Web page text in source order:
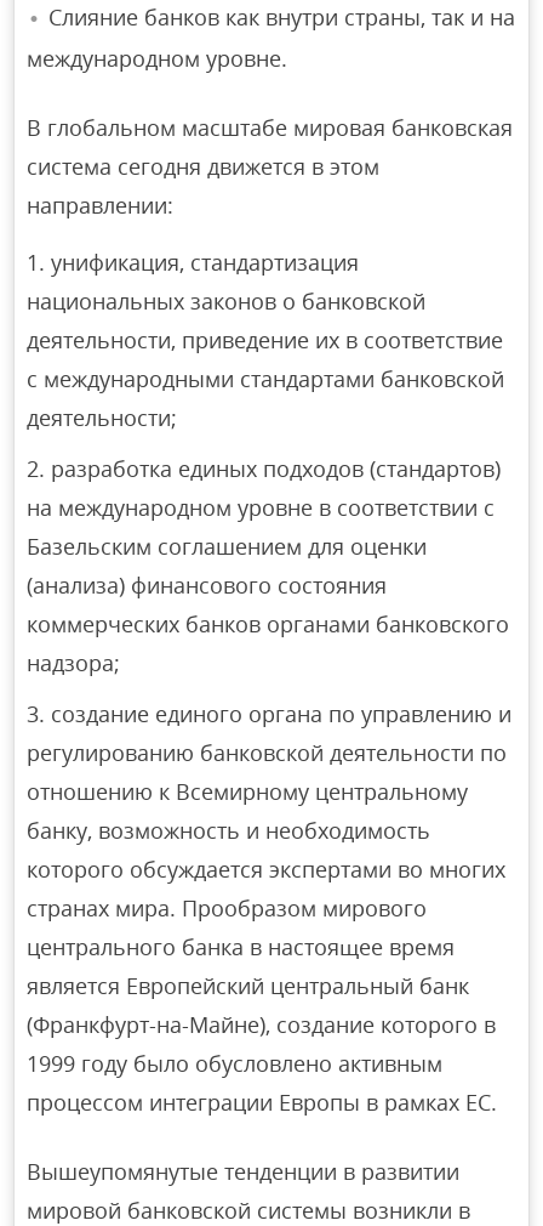
Слияние банков как внутри страны, так и на
международном уровне.
В глобальном масштабе мировая банковская
система сегодня движется в этом
направлении:
унификация, стандартизация
национальных законов о банковской
деятельности, приведение их в соответствие
с международными стандартами банковской
деятельности;
разработка единых подходов (стандартов)
на международном уровне в соответствии с
Базельским соглашением для оценки
(анализа) финансового состояния
коммерческих банков органами банковского
надзора;
создание единого органа по управлению и
регулированию банковской деятельности по
отношению к Всемирному центральному
банку, возможность и необходимость
которого обсуждается экспертами во многих
странах мира. Прообразом мирового
центрального банка в настоящее время
является Европейский центральный банк
(Франкфурт-на-Майне), создание которого в
1999 году было обусловлено активным
процессом интеграции Европы в рамках ЕС.
Вышеупомянутые тенденции в развитии
мировой банковской системы возникли в